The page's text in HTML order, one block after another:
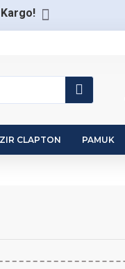
CLAPTON PAMUK